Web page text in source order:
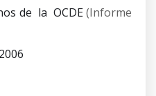
de la OCDE(Informe